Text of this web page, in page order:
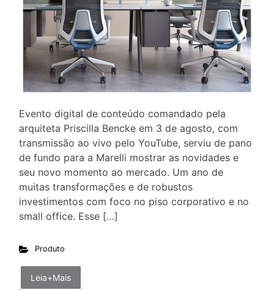
Evento digital de conteúdo comandado pela
arquiteta Priscilla Bencke em 3 de agosto, com
transmissão ao vivo pelo YouTube, serviu de pano
de fundo para a Marelli mostrar as novidades e
seu novo momento ao mercado. Um ano de
muitas transformações e de robustos
investimentos com foco no piso corporativo e no
small office. Esse […]
Produto
Leia+Mais